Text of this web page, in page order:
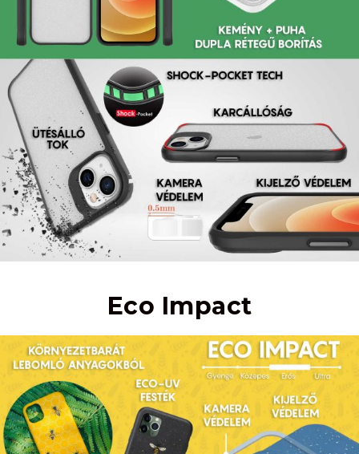
Eco Impact